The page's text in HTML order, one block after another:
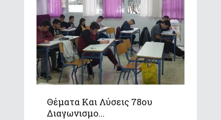
Θέματα Και Λύσεις 78ου
Διαγωνισμο...